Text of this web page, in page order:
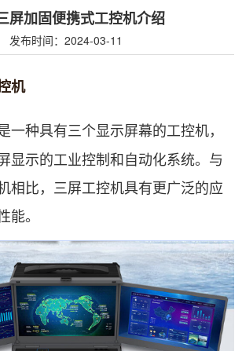
屏加固便携式工控机介绍
发布时间：2024-03-11
机
一种具有三个显示屏幕的工控机，
显示的工业控制和自动化系统。与
相比，三屏工控机具有更广泛的应
能。